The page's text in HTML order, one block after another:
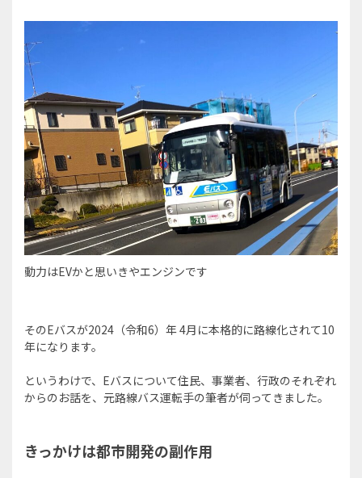
動力はEVかと思いきやエンジンです
そのEバスが2024（令和6）年 4月に本格的に路線化されて10
年になります。
というわけで、Eバスについて住民、事業者、行政のそれぞれ
からのお話を、元路線バス運転手の筆者が伺ってきました。
きっかけは都市開発の副作用